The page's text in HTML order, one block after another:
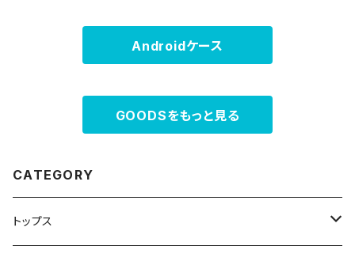
Androidケース
GOODSをもっと見る
CATEGORY
トップス